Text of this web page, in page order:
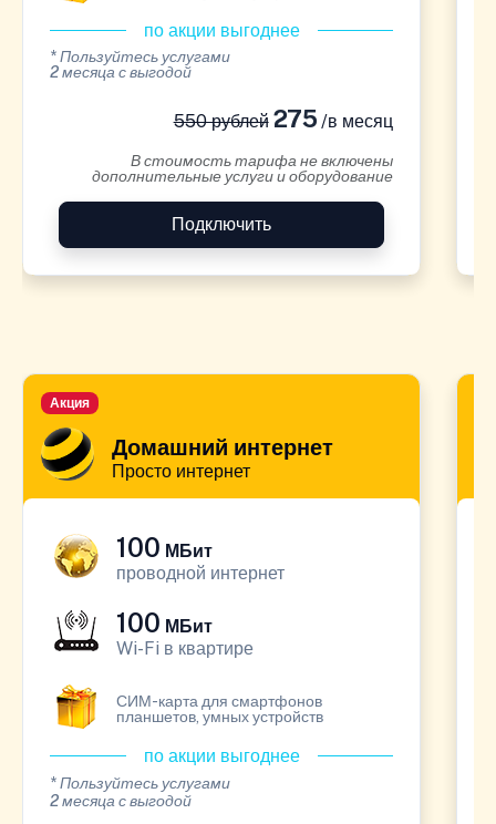
по акции выгоднее
* Пользуйтесь услугами
2 месяца с выгодой
550 рублей275 /в месяц
В стоимость тарифа не включены
дополнительные услуги и оборудование
Подключить
Домашний интернет
Просто интернет
Акция
100 МБит
проводной интернет
100 МБит
Wi-Fi в квартире
СИМ-карта для смартфонов
планшетов, умных устройств
по акции выгоднее
* Пользуйтесь услугами
2 месяца с выгодой